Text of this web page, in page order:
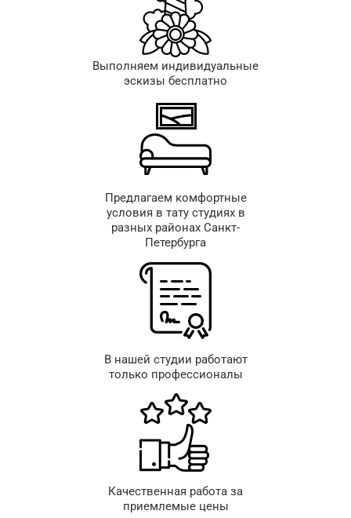
Выполняем индивидуальные
эскизы бесплатно
Предлагаем комфортные
условия в тату студиях в
разных районах Санкт-
Петербурга
В нашей студии работают
только профессионалы
Качественная работа за
приемлемые цены